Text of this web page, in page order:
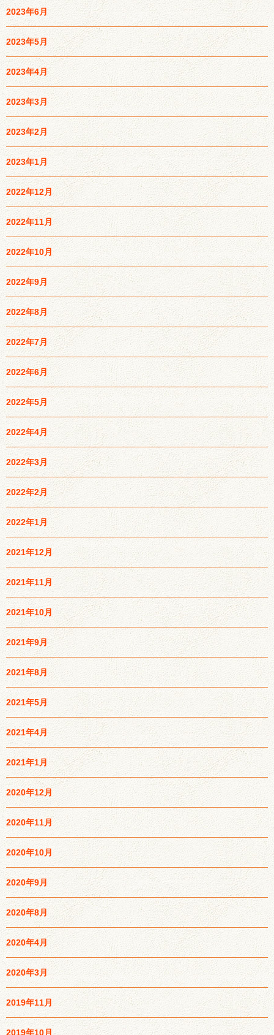
2023年6月
2023年5月
2023年4月
2023年3月
2023年2月
2023年1月
2022年12月
2022年11月
2022年10月
2022年9月
2022年8月
2022年7月
2022年6月
2022年5月
2022年4月
2022年3月
2022年2月
2022年1月
2021年12月
2021年11月
2021年10月
2021年9月
2021年8月
2021年5月
2021年4月
2021年1月
2020年12月
2020年11月
2020年10月
2020年9月
2020年8月
2020年4月
2020年3月
2019年11月
2019年10月